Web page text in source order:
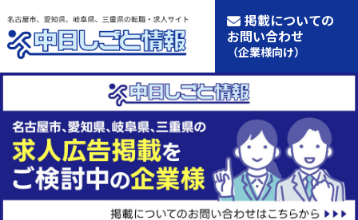
掲載についての
お問い合わせ
（企業様向け）